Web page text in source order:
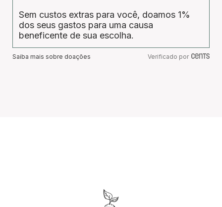
Sem custos extras para você, doamos 1%
dos seus gastos para uma causa
beneficente de sua escolha.
Saiba mais sobre doações Verificado por